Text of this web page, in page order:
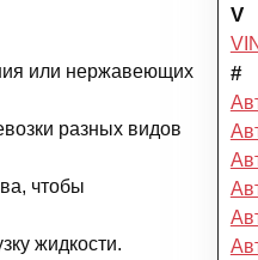
или нержавеющих
разных видов
чтобы
жидкости.
V
#